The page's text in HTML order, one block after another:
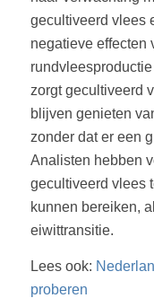
gecultiveerd vlees
negatieve effecten
zorgt gecultiveerd
blijven genieten
zonder dat er een
Analisten hebben
gecultiveerd vlees
kunnen bereiken,
eiwittransitie.
Lees ook:
proberen